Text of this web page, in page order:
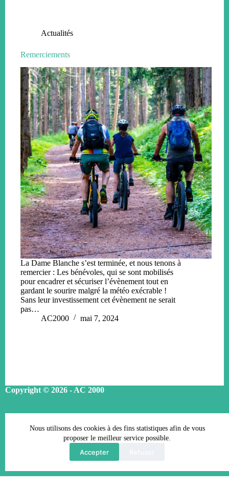
Nous utilisons des cookies à des fins statistiques afin de vous
proposer le meilleur service possible.
Accepter
Actualités
Remerciements
La Dame Blanche s’est terminée, et nous tenons à
remercier : Les bénévoles, qui se sont mobilisés
pour encadrer et sécuriser l’évènement tout en
gardant le sourire malgré la météo exécrable !
Sans leur investissement cet évènement ne serait
pas…
AC2000
mai 7, 2024
Copyright © 2026 - AC 2000
Conditions Générales d’Adhésion